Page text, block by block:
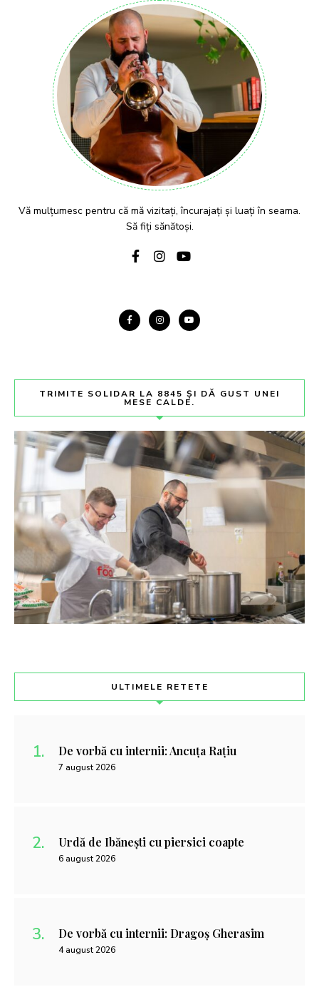
Vă mulțumesc pentru că mă vizitați, încurajați și luați în seama.
Să fiți sănătoși.
TRIMITE SOLIDAR LA 8845 ȘI DĂ GUST UNEI
MESE CALDE.
ULTIMELE RETETE
De vorbă cu internii: Ancuța Rațiu
7 august 2026
Urdă de Ibănești cu piersici coapte
6 august 2026
De vorbă cu internii: Dragoș Gherasim
4 august 2026